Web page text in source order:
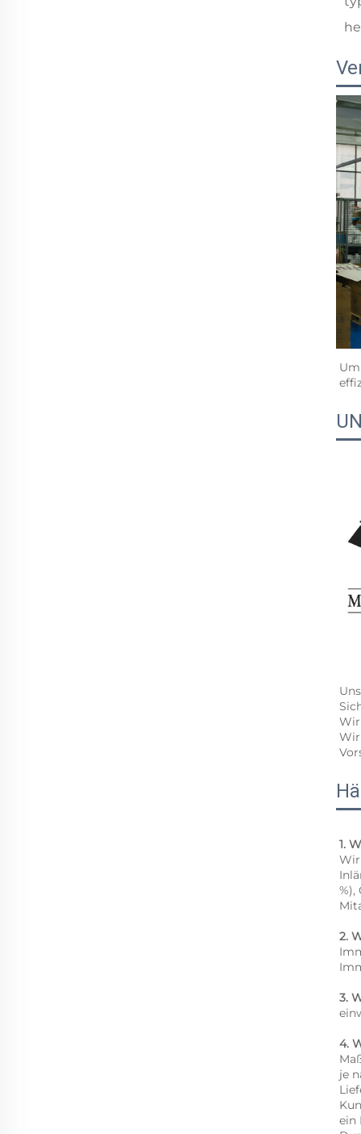
Wir
1.
Wir
%),
2.
3.
4.
je
ein